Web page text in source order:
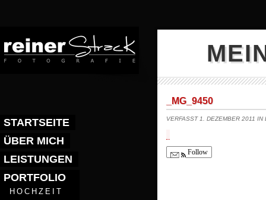
STARTSEITE
ÜBER MICH
LEISTUNGEN
PORTFOLIO
HOCHZEIT
_MG_9450
VERFASST 1. DEZEMBER 2011
Follow